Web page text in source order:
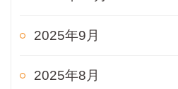
2025年9月
2025年8月